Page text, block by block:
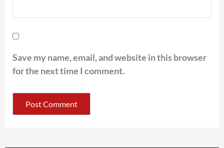
Save my name, email, and website in this browser
for the next time I comment.